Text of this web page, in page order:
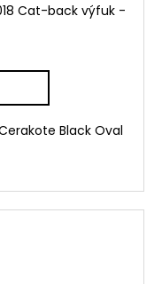
Cat-back výfuk -
Black Oval